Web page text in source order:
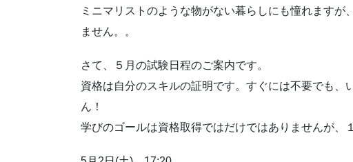
ミニマリストのような物がない暮らしにも憧れますが
ません。。
さて、５月の試験日程のご案内です。
資格は自分のスキルの証明です。すぐには不要でも、
ん！
学びのゴールは資格取得ではだけではありませんが、